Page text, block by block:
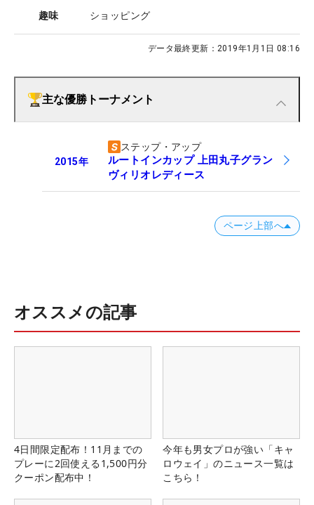
趣味 ショッピング
データ最終更新： 2019年1月1日 08:16
主な優勝トーナメント
2015年
ステップ・アップ
ルートインカップ 上田丸子グラン
ヴィリオレディース
ページ上部へ
オススメの記事
4日間限定配布！11月までの
プレーに2回使える1,500円分
クーポン配布中！
今年も男女プロが強い「キャ
ロウェイ」のニュース一覧は
こちら！